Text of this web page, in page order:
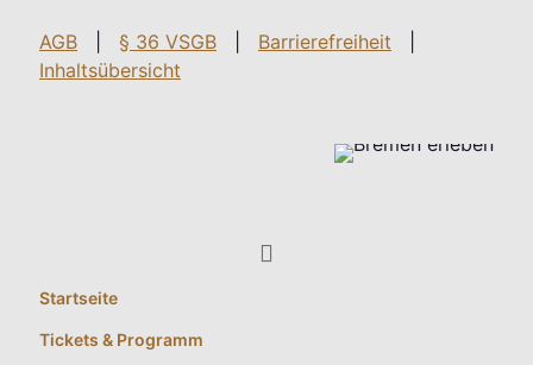
AGB § 36 VSGB Barrierefreiheit
Inhaltsübersicht
Startseite
Tickets & Programm